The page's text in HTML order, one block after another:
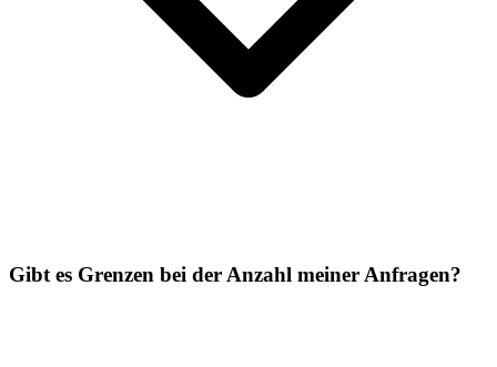
Gibt es Grenzen bei der Anzahl meiner Anfragen?